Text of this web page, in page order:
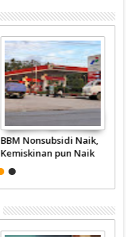
BBM Nonsubsidi Naik,
Kemiskinan pun Naik